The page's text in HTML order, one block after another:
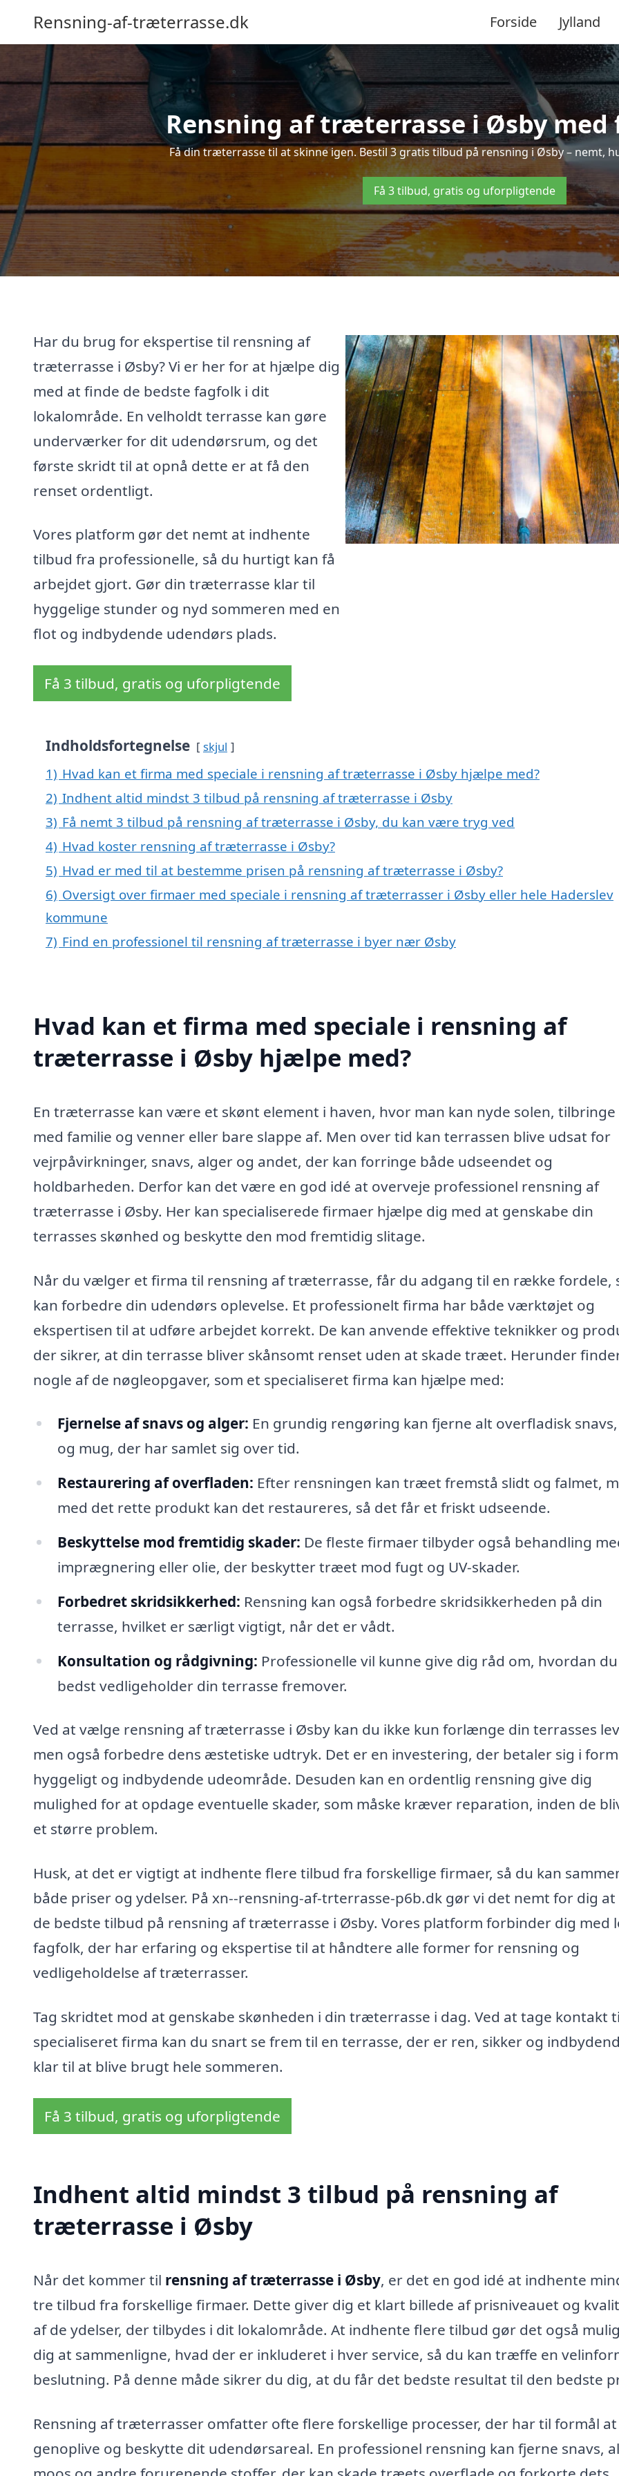
Rensning-af-træterrasse.dk Forside Jylland
Rensning af træterrasse i Øsby
Få din træterrasse til at skinne igen. Bestil 3 gratis tilbud på rensning i Øsby – nemt,
Få 3 tilbud, gratis og uforpligtende
Har du brug for ekspertise til rensning af
træterrasse i Øsby? Vi er her for at hjælpe dig
med at finde de bedste fagfolk i dit
lokalområde. En velholdt terrasse kan gøre
underværker for dit udendørsrum, og det
første skridt til at opnå dette er at få den
renset ordentligt.
Vores platform gør det nemt at indhente
tilbud fra professionelle, så du hurtigt kan få
arbejdet gjort. Gør din træterrasse klar til
hyggelige stunder og nyd sommeren med en
flot og indbydende udendørs plads.
Få 3 tilbud, gratis og uforpligtende
Indholdsfortegnelse skjul
1) Hvad kan et firma med speciale i rensning af træterrasse i Øsby hjælpe med?
2) Indhent altid mindst 3 tilbud på rensning af træterrasse i Øsby
3) Få nemt 3 tilbud på rensning af træterrasse i Øsby, du kan være tryg ved
4) Hvad koster rensning af træterrasse i Øsby?
5) Hvad er med til at bestemme prisen på rensning af træterrasse i Øsby?
6) Oversigt over firmaer med speciale i rensning af træterrasser i Øsby eller hele Haderslev
kommune
7) Find en professionel til rensning af træterrasse i byer nær Øsby
Hvad kan et firma med speciale i rensning af
træterrasse i Øsby hjælpe med?
En træterrasse kan være et skønt element i haven, hvor man kan nyde solen,
med familie og venner eller bare slappe af. Men over tid kan terrassen blive udsat for
vejrpåvirkninger, snavs, alger og andet, der kan forringe både udseendet og
holdbarheden. Derfor kan det være en god idé at overveje professionel rensning af
træterrasse i Øsby. Her kan specialiserede firmaer hjælpe dig med at genskabe din
terrasses skønhed og beskytte den mod fremtidig slitage.
Når du vælger et firma til rensning af træterrasse, får du adgang til en række fordele,
kan forbedre din udendørs oplevelse. Et professionelt firma har både værktøjet og
ekspertisen til at udføre arbejdet korrekt. De kan anvende effektive teknikker og
der sikrer, at din terrasse bliver skånsomt renset uden at skade træet. Herunder
nogle af de nøgleopgaver, som et specialiseret firma kan hjælpe med:
Fjernelse af snavs og alger: En grundig rengøring kan fjerne alt overfladisk
og mug, der har samlet sig over tid.
Restaurering af overfladen: Efter rensningen kan træet fremstå slidt og falmet,
med det rette produkt kan det restaureres, så det får et friskt udseende.
Beskyttelse mod fremtidig skader: De fleste firmaer tilbyder også behandling
imprægnering eller olie, der beskytter træet mod fugt og UV-skader.
Forbedret skridsikkerhed: Rensning kan også forbedre skridsikkerheden på din
terrasse, hvilket er særligt vigtigt, når det er vådt.
Konsultation og rådgivning: Professionelle vil kunne give dig råd om, hvordan du
bedst vedligeholder din terrasse fremover.
Ved at vælge rensning af træterrasse i Øsby kan du ikke kun forlænge din terrasses
men også forbedre dens æstetiske udtryk. Det er en investering, der betaler sig i
hyggeligt og indbydende udeområde. Desuden kan en ordentlig rensning give dig
mulighed for at opdage eventuelle skader, som måske kræver reparation, inden de
et større problem.
Husk, at det er vigtigt at indhente flere tilbud fra forskellige firmaer, så du kan
både priser og ydelser. På xn--rensning-af-trterrasse-p6b.dk gør vi det nemt for dig
de bedste tilbud på rensning af træterrasse i Øsby. Vores platform forbinder dig med
fagfolk, der har erfaring og ekspertise til at håndtere alle former for rensning og
vedligeholdelse af træterrasser.
Tag skridtet mod at genskabe skønheden i din træterrasse i dag. Ved at tage kontakt
specialiseret firma kan du snart se frem til en terrasse, der er ren, sikker og
klar til at blive brugt hele sommeren.
Få 3 tilbud, gratis og uforpligtende
Indhent altid mindst 3 tilbud på rensning af
træterrasse i Øsby
Når det kommer til rensning af træterrasse i Øsby, er det en god idé at indhente
tre tilbud fra forskellige firmaer. Dette giver dig et klart billede af prisniveauet og
af de ydelser, der tilbydes i dit lokalområde. At indhente flere tilbud gør det også
dig at sammenligne, hvad der er inkluderet i hver service, så du kan træffe en
beslutning. På denne måde sikrer du dig, at du får det bedste resultat til den bedste
Rensning af træterrasser omfatter ofte flere forskellige processer, der har til formål at
genoplive og beskytte dit udendørsareal. En professionel rensning kan fjerne snavs,